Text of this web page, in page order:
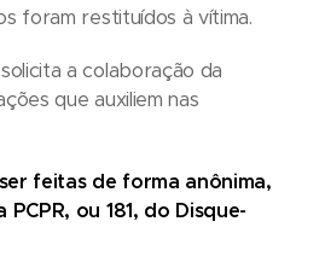
foram restituídos à vítima.
a colaboração da
que auxiliem nas
feitas de forma anônima,
ou 181, do Disque-